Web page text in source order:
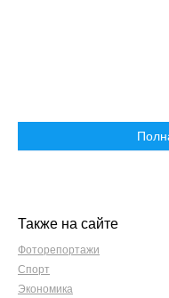
Также на сайте
Фоторепортажи
Спорт
Экономика